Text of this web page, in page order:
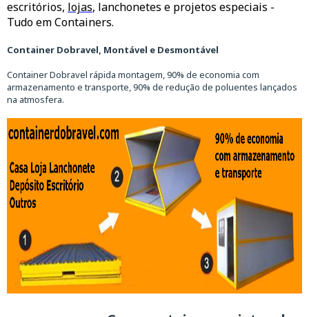
escritórios, lojas, lanchonetes e projetos especiais -
Tudo em Containers.
Container Dobravel, Montável e Desmontável
Container Dobravel rápida montagem, 90% de economia com
armazenamento e transporte, 90% de redução de poluentes lançados
na atmosfera.